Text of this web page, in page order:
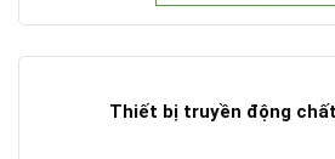
Thiết bị truyền động